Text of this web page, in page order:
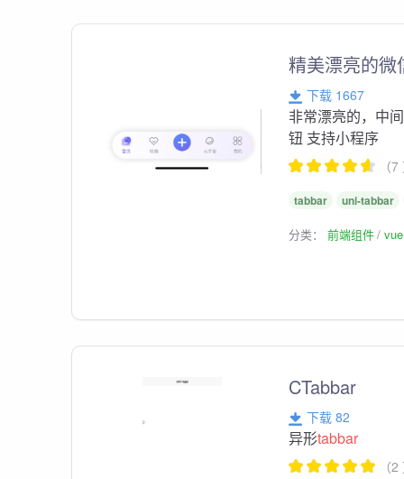
精美漂亮的微
下载 1667
非常漂亮的，中
钮 支持小程序
（
tabbar uni-tabbar
分类：前端组件
CTabbar
下载 82
异形tabbar
（